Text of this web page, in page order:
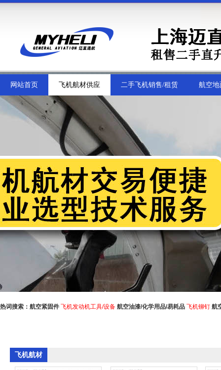
网站首页 飞机航材供应 二手飞机销售/租赁 航空
首页幻灯大图
热词搜索： 航空紧固件 飞机发动机工具/设备 航空油漆/化学用品/易耗品 飞机铆钉 航
飞机航材